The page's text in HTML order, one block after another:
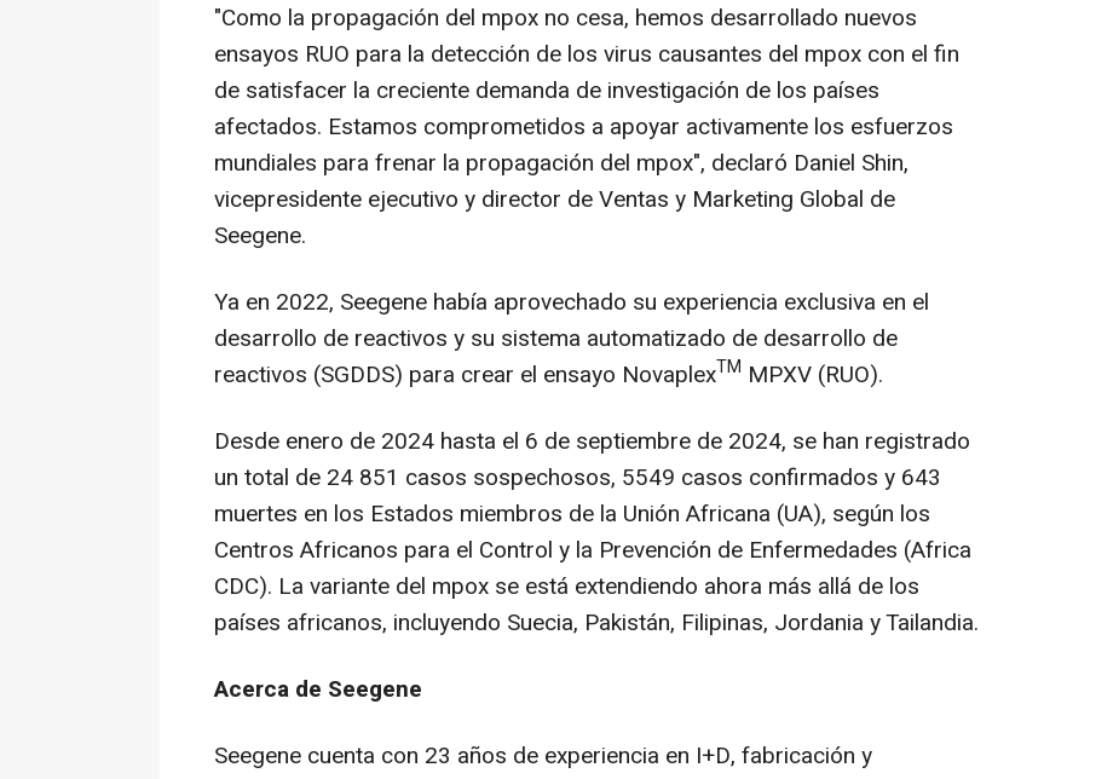
"Como la propagación del mpox no cesa, hemos desarrollado nuevos
ensayos RUO para la detección de los virus causantes del mpox con el fin
de satisfacer la creciente demanda de investigación de los países
afectados. Estamos comprometidos a apoyar activamente los esfuerzos
mundiales para frenar la propagación del mpox", declaró Daniel Shin,
vicepresidente ejecutivo y director de Ventas y Marketing Global de
Seegene.
Ya en 2022, Seegene había aprovechado su experiencia exclusiva en el
desarrollo de reactivos y su sistema automatizado de desarrollo de
reactivos (SGDDS) para crear el ensayo NovaplexTM MPXV (RUO).
Desde enero de 2024 hasta el 6 de septiembre de 2024, se han registrado
un total de 24 851 casos sospechosos, 5549 casos confirmados y 643
muertes en los Estados miembros de la Unión Africana (UA), según los
Centros Africanos para el Control y la Prevención de Enfermedades (Africa
CDC). La variante del mpox se está extendiendo ahora más allá de los
países africanos, incluyendo Suecia, Pakistán, Filipinas, Jordania y Tailandia.
Acerca de Seegene
Seegene cuenta con 23 años de experiencia en I+D, fabricación y